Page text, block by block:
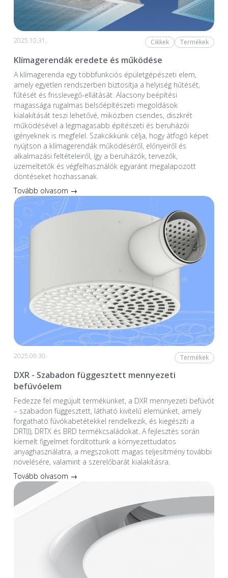
2025.10.31. Cikkek Termékek
Klímagerendák eredete és működése
A klímagerenda egy többfunkciós épületgépészeti elem,
amely egyetlen rendszerben biztosítja a helyiség hűtését,
fűtését és frisslevegő-ellátását. Alacsony beépítési
magassága rugalmas belsőépítészeti megoldások
kialakítását teszi lehetővé, miközben csendes, diszkrét
működésével a legmagasabb építészeti és beruházói
igényeknek is megfelel. Szakcikkünk célja, hogy átfogó képet
nyújtson a klímagerendák működéséről, előnyeiről és
alkalmazási feltételeiről, így a beruházók, tervezők,
üzemeltetők és végfelhasználók egyaránt megalapozott
döntéseket hozhassanak.
Tovább olvasom →
2025.09.30. Termékek
DXR - Szabadon függesztett mennyezeti
befúvóelem
Fedezze fel megújult termékünket, a DXR mennyezeti befúvót
– szabadon függesztett, látható kivitelű elemünket, amely
forgatható fúvókabetétekkel rendelkezik, és kiegészíti a
DRT(I), DRTX és BRD termékcsaládokat. A fejlesztés során
kiemelt figyelmet fordítottunk a környezettudatos
anyaghasználatra, a megszokott magas teljesítmény további
növelésére, valamint a szerelőbarát kialakításra.
Tovább olvasom →